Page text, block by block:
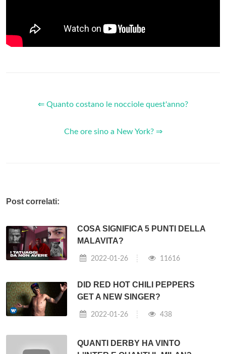
⇐ Quanto costano le nocciole quest'anno?
Che ore sino a New York? ⇒
Post correlati:
COSA SIGNIFICA 5 PUNTI DELLA
MALAVITA?
2022-01-26 11616
DID RED HOT CHILI PEPPERS
GET A NEW SINGER?
2022-01-26 438
QUANTI DERBY HA VINTO